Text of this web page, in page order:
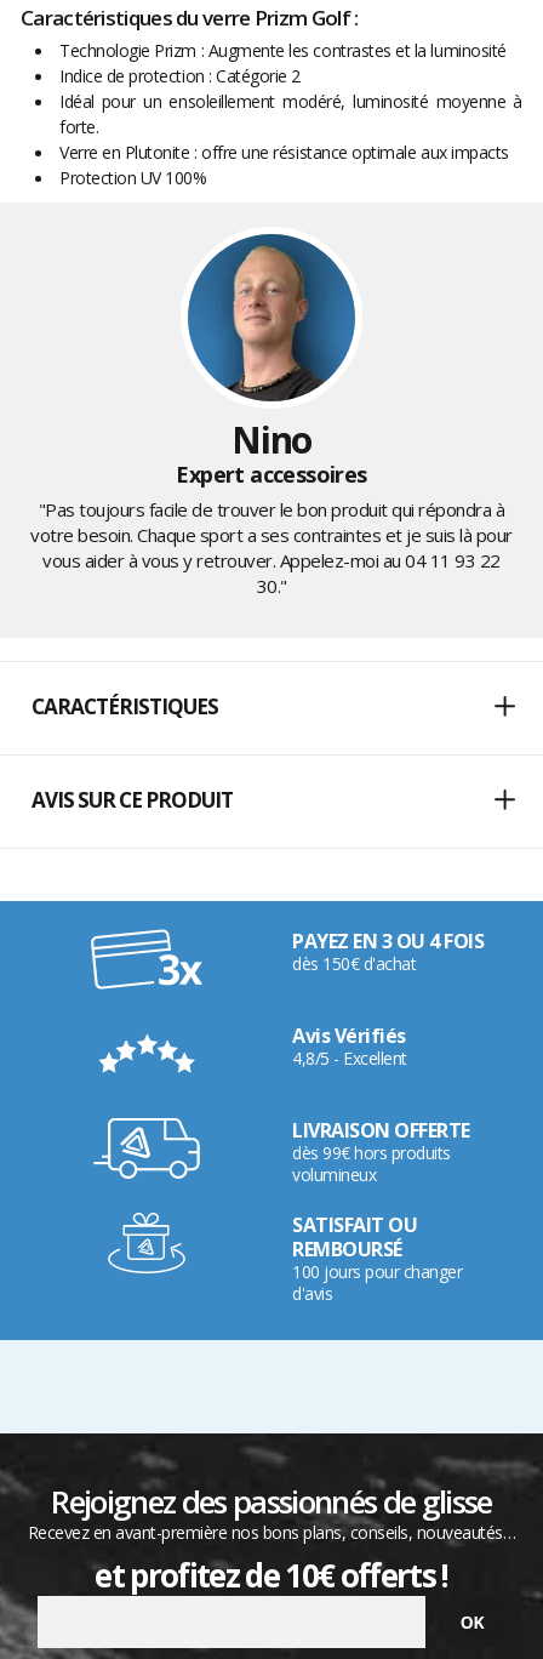
Caractéristiques du verre Prizm Golf :
Technologie Prizm : Augmente les contrastes et la luminosité
Indice de protection : Catégorie 2
Idéal pour un ensoleillement modéré, luminosité moyenne à
forte.
Verre en Plutonite : offre une résistance optimale aux impacts
Protection UV 100%
Nino
Expert accessoires
"Pas toujours facile de trouver le bon produit qui répondra à
votre besoin. Chaque sport a ses contraintes et je suis là pour
vous aider à vous y retrouver. Appelez-moi au04 11 93 22
30."
CARACTÉRISTIQUES
AVIS SUR CE PRODUIT
PAYEZ EN 3 OU 4 FOIS
dès 150€ d'achat
Avis Vérifiés
4,8/5 - Excellent
LIVRAISON OFFERTE
dès 99€ hors produits
volumineux
SATISFAIT OU
REMBOURSÉ
100 jours pour changer
d'avis
Rejoignez des passionnés de glisse
Recevez en avant-première nos bons plans, conseils, nouveautés…
et profitez de 10€ offerts !